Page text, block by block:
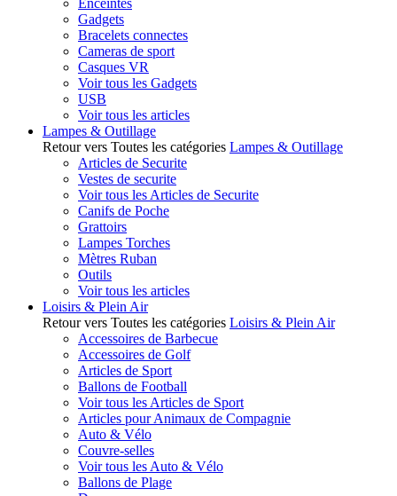
Enceintes
Gadgets
Bracelets connectes
Cameras de sport
Casques VR
Voir tous les Gadgets
USB
Voir tous les articles
Lampes & Outillage
Retour vers Toutes les catégories Lampes & Outillage
Articles de Securite
Vestes de securite
Voir tous les Articles de Securite
Canifs de Poche
Grattoirs
Lampes Torches
Mètres Ruban
Outils
Voir tous les articles
Loisirs & Plein Air
Retour vers Toutes les catégories Loisirs & Plein Air
Accessoires de Barbecue
Accessoires de Golf
Articles de Sport
Ballons de Football
Voir tous les Articles de Sport
Articles pour Animaux de Compagnie
Auto & Vélo
Couvre-selles
Voir tous les Auto & Vélo
Ballons de Plage